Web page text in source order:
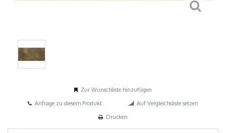
Zur Wunschliste hinzufügen
Anfrage zu diesem Produkt
Auf Vergleichsliste setzen
Drucken